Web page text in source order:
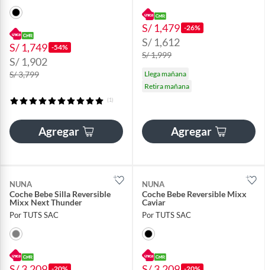
S/ 1,749 -54%
S/ 1,902
S/ 3,799
(1)
Agregar
S/ 1,479 -26%
S/ 1,612
S/ 1,999
Llega mañana
Retira mañana
Agregar
NUNA
Coche Bebe Silla Reversible
Mixx Next Thunder
Por TUTS SAC
NUNA
Coche Bebe Reversible Mixx
Caviar
Por TUTS SAC